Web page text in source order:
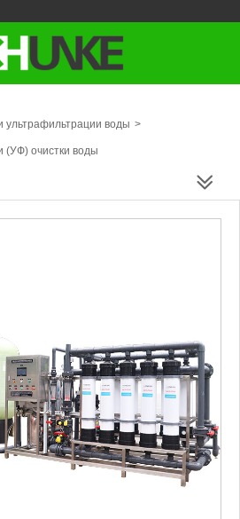
ультрафильтрации воды >
(УФ) очистки воды